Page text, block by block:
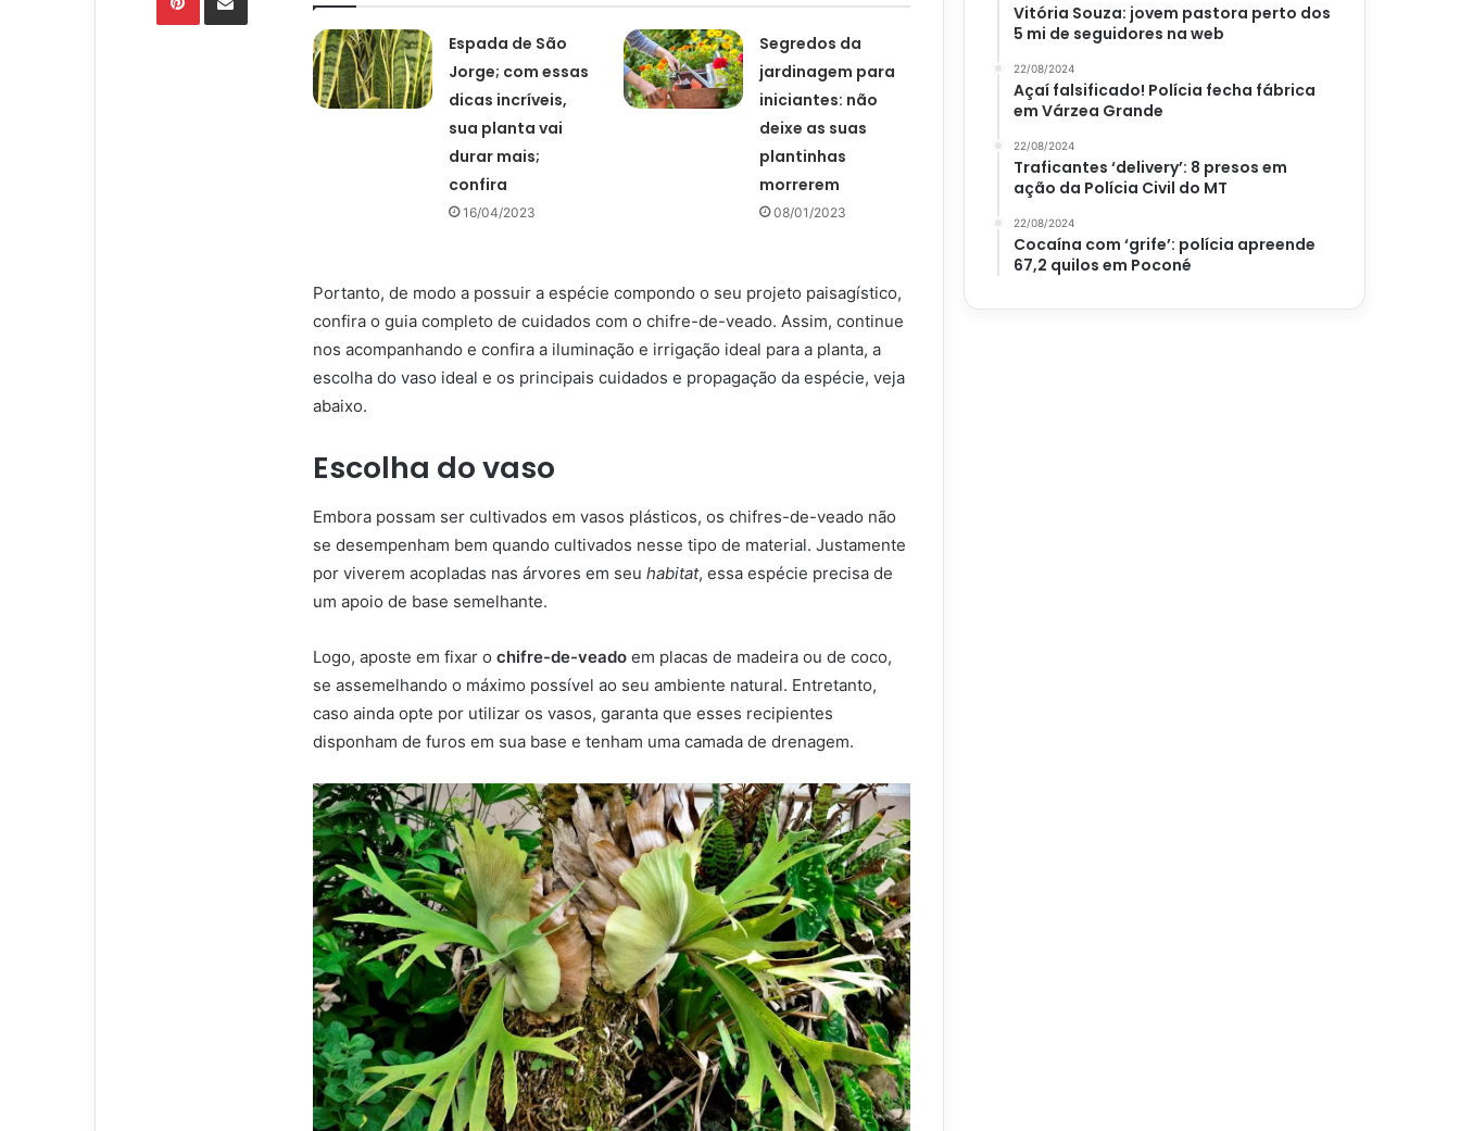
Espada de São
Jorge; com essas
dicas incríveis,
sua planta vai
durar mais;
confira
16/04/2023
Segredos da
jardinagem para
iniciantes: não
deixe as suas
plantinhas
morrerem
08/01/2023
Portanto, de modo a possuir a espécie compondo o seu projeto paisagístico,
confira o guia completo de cuidados com o chifre-de-veado. Assim, continue
nos acompanhando e confira a iluminação e irrigação ideal para a planta, a
escolha do vaso ideal e os principais cuidados e propagação da espécie, veja
abaixo.
Escolha do vaso
Embora possam ser cultivados em vasos plásticos, os chifres-de-veado não
se desempenham bem quando cultivados nesse tipo de material. Justamente
por viverem acopladas nas árvores em seu habitat, essa espécie precisa de
um apoio de base semelhante.
Logo, aposte em fixar o chifre-de-veado em placas de madeira ou de coco,
se assemelhando o máximo possível ao seu ambiente natural. Entretanto,
caso ainda opte por utilizar os vasos, garanta que esses recipientes
disponham de furos em sua base e tenham uma camada de drenagem.
Vitória Souza: jovem pastora perto dos
5 mi de seguidores na web
22/08/2024
Açaí falsificado! Polícia fecha fábrica
em Várzea Grande
22/08/2024
Traficantes ‘delivery’: 8 presos em
ação da Polícia Civil do MT
22/08/2024
Cocaína com ‘grife’: polícia apreende
67,2 quilos em Poconé